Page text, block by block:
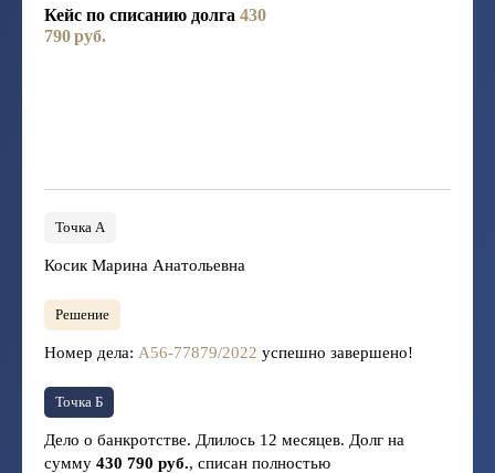
Кейс по списанию долга 430
790 руб.
Точка А
Косик Марина Анатольевна
Решение
Номер дела: А56-77879/2022 успешно завершено!
Точка Б
Дело о банкротстве. Длилось 12 месяцев. Долг на
сумму 430 790 руб., списан полностью